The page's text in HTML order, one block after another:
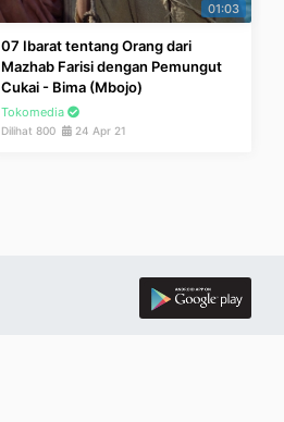
01:03
07 Ibarat tentang Orang dari
Mazhab Farisi dengan Pemungut
Cukai - Bima (Mbojo)
Tokomedia
Dilihat 800 24 Apr 21